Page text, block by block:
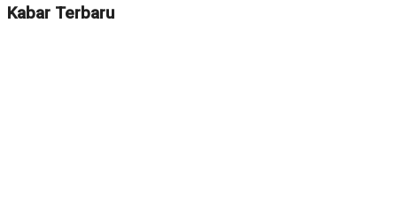
Kabar Terbaru